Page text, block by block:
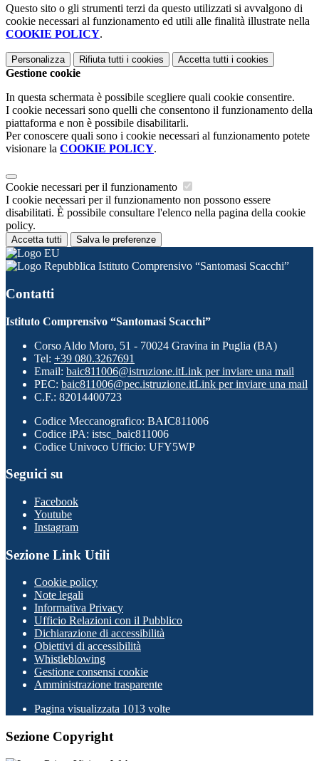
Questo sito o gli strumenti terzi da questo utilizzati si avvalgono di
cookie necessari al funzionamento ed utili alle finalità illustrate nella
COOKIE POLICY.
Personalizza Rifiuta tutti i cookies Accetta tutti i cookies
Gestione cookie
In questa schermata è possibile scegliere quali cookie consentire.
I cookie necessari sono quelli che consentono il funzionamento della
piattaforma e non è possibile disabilitarli.
Per conoscere quali sono i cookie necessari al funzionamento potete
visionare la COOKIE POLICY.
Cookie necessari per il funzionamento
I cookie necessari per il funzionamento non possono essere
disabilitati. È possibile consultare l'elenco nella pagina della cookie
policy.
Accetta tutti Salva le preferenze
Istituto Comprensivo “Santomasi Scacchi”
Contatti
Istituto Comprensivo “Santomasi Scacchi”
Corso Aldo Moro, 51 - 70024 Gravina in Puglia (BA)
Tel: +39 080.3267691
Email: baic811006@istruzione.itLink per inviare una mail
PEC: baic811006@pec.istruzione.itLink per inviare una mail
C.F.: 82014400723
Codice Meccanografico: BAIC811006
Codice iPA: istsc_baic811006
Codice Univoco Ufficio: UFY5WP
Seguici su
Facebook
Youtube
Instagram
Sezione Link Utili
Cookie policy
Note legali
Informativa Privacy
Ufficio Relazioni con il Pubblico
Dichiarazione di accessibilità
Obiettivi di accessibilità
Whistleblowing
Gestione consensi cookie
Amministrazione trasparente
Pagina visualizzata 1013 volte
Sezione Copyright